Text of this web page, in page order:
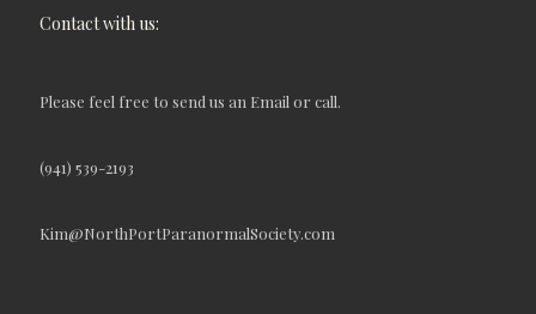
Contact with us:
Please feel free to send us an Email or call.
(941) 539-2193
Kim@NorthPortParanormalSociety.com